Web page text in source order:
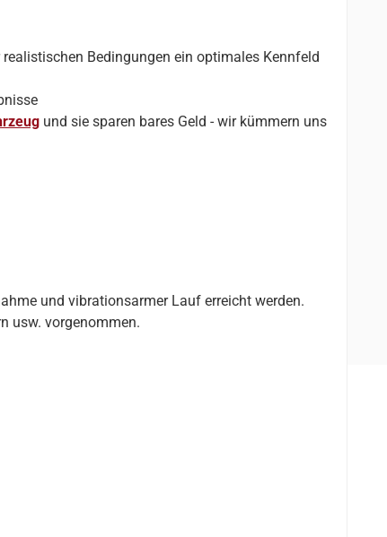
Bedingungen ein optimales Kennfeld
und sie sparen bares Geld - wir kümmern uns
und vibrationsarmer Lauf erreicht werden.
usw. vorgenommen.